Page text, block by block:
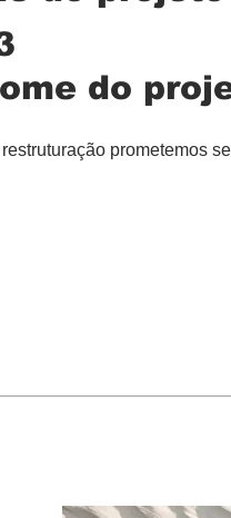
do
restruturação prometemos